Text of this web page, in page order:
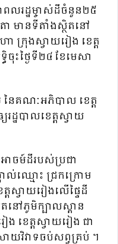
ពលរដ្ឋម្ចាស់ដីចំនួន២៥
មានទីតាំងស្ថិតនៅ
ក្រុងស្វាយរៀង ខេត្ត
ះថ្ងៃទី២៤ ខែមេសា
ៃគណៈអភិបាល ខេត្ត
រដ្ឋបាលខេត្តស្វាយ
ចម៍ដីរបស់ប្រជា
ល់ឈ្មោះ ជ្រកក្រោម
តស្វាយរៀងលើផ្ទៃដី
នៅភូមិក្បាលស្ពាន
ខេត្តស្វាយរៀង ជា
ាយវិវាទចប់សព្វគ្រប់ ។